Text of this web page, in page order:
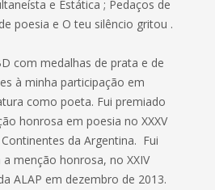
e Estática ; Pedaços de
poesia e O teu silêncio gritou .
com medalhas de prata e de
à minha participação em
como poeta. Fui premiado
honrosa em poesia no XXXV
da Argentina. Fui
menção honrosa, no XXIV
ALAP em dezembro de 2013.